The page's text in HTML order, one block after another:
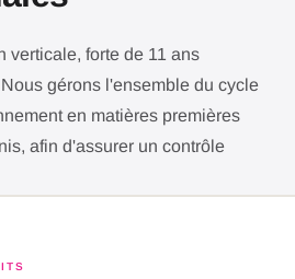
verticale, forte de 11 ans
gérons l'ensemble du cycle
en matières premières
afin d'assurer un contrôle
un échantillon